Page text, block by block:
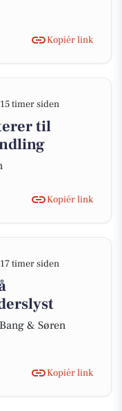
Kopiér link
15 timer siden
til
Kopiér link
17 timer siden
& Søren
Kopiér link